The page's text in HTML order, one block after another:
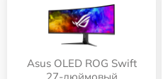
Asus OLED ROG Swift